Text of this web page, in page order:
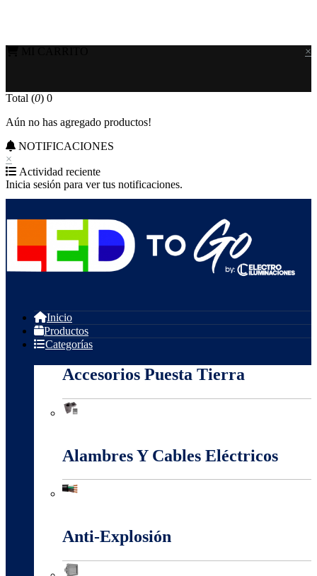
×
Total (0) 0
Aún no has agregado productos!
NOTIFICACIONES
×
Actividad reciente
Inicia sesión para ver tus notificaciones.
Inicio
Productos
Categorías
Accesorios Puesta Tierra
Alambres Y Cables Eléctricos
Anti-Explosión